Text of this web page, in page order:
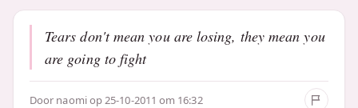
Tears don't mean you are losing, they mean you
are going to fight
Door naomiop 25-10-2011 om 16:32